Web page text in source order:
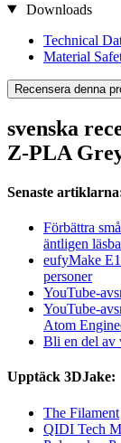
Downloads
Technical
Material
Recensera denna
svenska
Z-PLA
Senaste
Förbättra
äntligen
eufyMake
personer
YouTube-
YouTube-
Atom
Bli en del av
Upptäck 3DJake:
The Filament
QIDI Tech